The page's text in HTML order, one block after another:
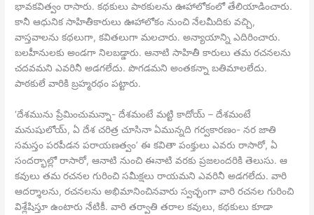
భావకవిత్వం రాసారు. కథకులు పాఠకులను ఊహాలోకంలో తేలియాడించారు.
కానీ ఆధునిక సాహితీకారులు ఊహాలోకం నుంచి నేలమీదికు వచ్చి,
వాస్తవాలను కథలుగా, కవితలుగా మలచారు. అన్యాయాన్ని ఎదిరించారు.
బలహీనులకు అండగా నిలబడ్డారు. ఆనాటి సాహితీ కారులు తమ రచనలను
చదవమని ఎవరినీ అడగలేదు. పొగడమని అంతకన్నా బతిమాలలేదు.
పాఠకులే వారికి బ్రహ్మరథం పట్టారు.
‘దేశమును ప్రేమించుమన్నా- దేశమంటే మట్టి కాదోయ్ – దేశమంటే
మనుషులోయ్, ఏ దేశ చరిత్ర చూసినా ఏమున్నది గర్వకారణం- నర జాతి
సమస్తం పరపీడన పరాయణత్వం’ ఈ కవితా పంక్తులు ఎవరు రాసారో, ఏ
సందర్భాల్లో రాసారో, ఆనాటి నుంచి ఈనాటి వరకు ప్రజలందరికి తెలుసు. ఆ
కవులు తమ రచనల గురించి సమీక్షలు రాయమని ఎవరినీ అడగలేదు. వారి
ఆదర్శాలను, రచనలను అభిమానించినవారు స్వచ్ఛంగా వారి రచనల గురించి
విశ్లేషిస్తూ ఉంటారు నేటికీ. వారి తర్వాతి తరాల కవులు, కథకులు కూడా